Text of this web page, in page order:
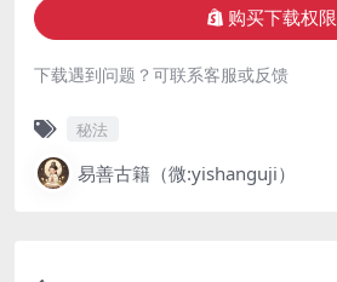
购买下载权限
下载遇到问题？可联系客服或反馈
秘法
易善古籍（微:yishanguji）